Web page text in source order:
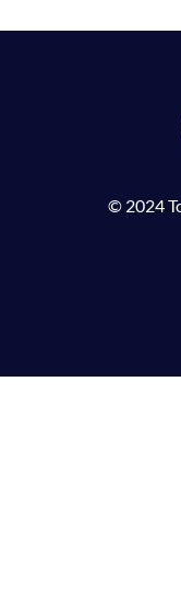
© 2024